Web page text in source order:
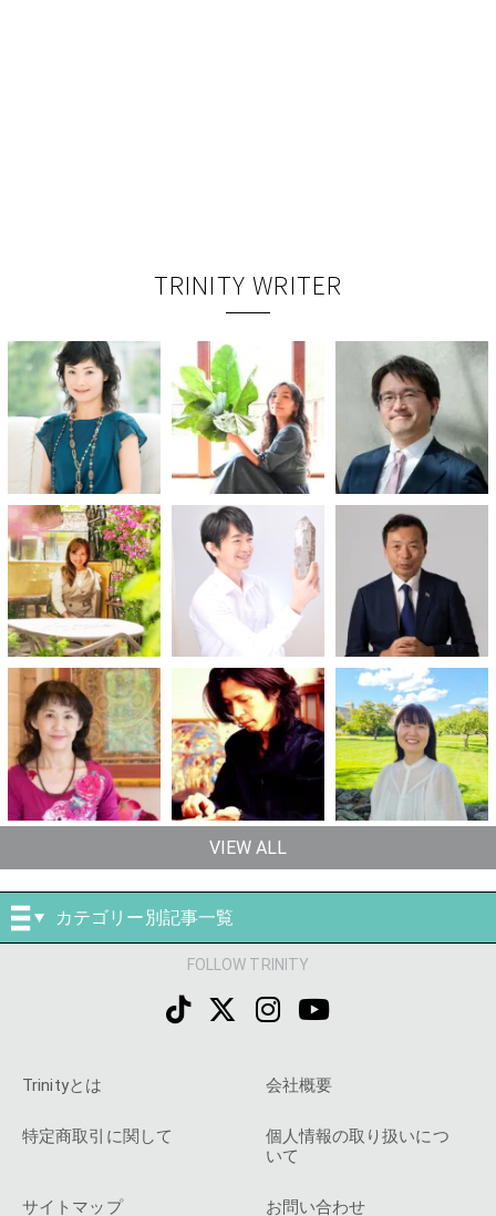
TRINITY WRITER
VIEW ALL
カテゴリー別記事一覧
FOLLOW TRINITY
Trinityとは 会社概要
特定商取引に関して
個人情報の取り扱いにつ
いて
サイトマップ お問い合わせ